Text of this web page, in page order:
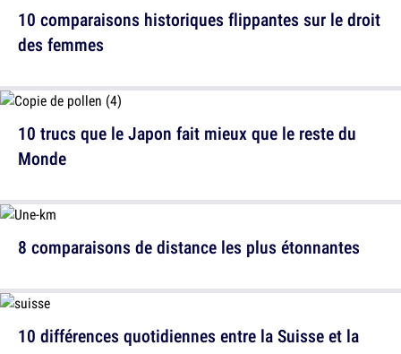
10 comparaisons historiques flippantes sur le droit
des femmes
8 comparaisons de distance les plus étonnantes
10 trucs que le Japon fait mieux que le reste du
Monde
10 différences quotidiennes entre la Suisse et la